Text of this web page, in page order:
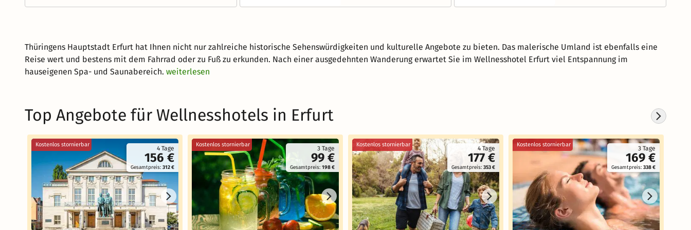
Thüringens Hauptstadt Erfurt hat Ihnen nicht nur zahlreiche historische Sehenswürdigkeiten und kulturelle Angebote zu bieten. Das malerische Umland ist ebenfalls eine
Reise wert und bestens mit dem Fahrrad oder zu Fuß zu erkunden. Nach einer ausgedehnten Wanderung erwartet Sie im Wellnesshotel Erfurt viel Entspannung im
hauseigenen Spa- und Saunabereich. weiterlesen
Top Angebote für Wellnesshotels in Erfurt
4 Tage
156 €
Gesamtpreis: 312 €
Kostenlos stornierbar
3 Tage
99 €
Gesamtpreis: 198 €
Kostenlos stornierbar
4 Tage
177 €
Gesamtpreis: 353 €
Kostenlos stornierbar
3 Tage
169 €
Gesamtpreis: 338 €
Kostenlos stornierbar